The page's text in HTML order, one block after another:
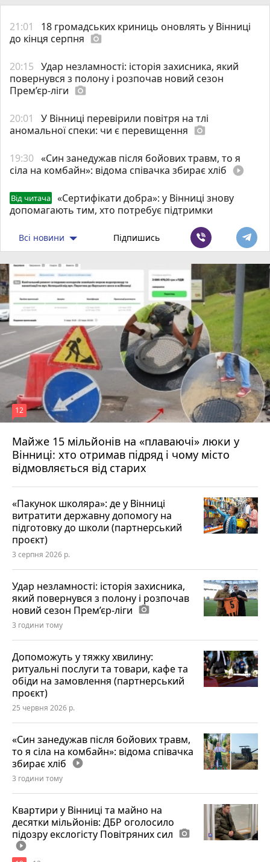
для всіх груп споживачів
8,652
Разом 20,004
хахахаахахах
и еще раз ха)
21:01
18 громадських криниць оновлять у Вінниці
до кінця серпня photo_camera
20:15 Удар незламності: історія захисника, який
повернувся з полону і розпочав новий сезон
Прем’єр-ліги photo_camera
20:01
У Вінниці перевірили повітря на тлі
аномальної спеки: чи є перевищення photo_camera
19:30 «Син занедужав після бойових травм, то я
сіла на комбайн»: відома співачка збирає хліб play_circle_filled
Від читача
«Сертифікати добра»: у Вінниці знову
допомагають тим, хто потребує підтримки
Всі новини Підпишись
Майже 15 мільйонів на «плаваючі» люки у
Вінниці: хто отримав підряд і чому місто
відмовляється від старих
12
«Пакунок школяра»: де у Вінниці
витратити державну допомогу на
підготовку до школи (партнерський
проєкт)
3 серпня 2026 р.
Удар незламності: історія захисника,
який повернувся з полону і розпочав
новий сезон Прем’єр-ліги photo_camera
3 години тому
Допоможуть у тяжку хвилину:
ритуальні послуги та товари, кафе та
обіди на замовлення (партнерський
проєкт)
25 червня 2026 р.
«Син занедужав після бойових травм,
то я сіла на комбайн»: відома співачка
збирає хліб play_circle_filled
3 години тому
Квартири у Вінниці та майно на
десятки мільйонів: ДБР оголосило
підозру екслогісту Повітряних сил photo_camera
play_circle_filled